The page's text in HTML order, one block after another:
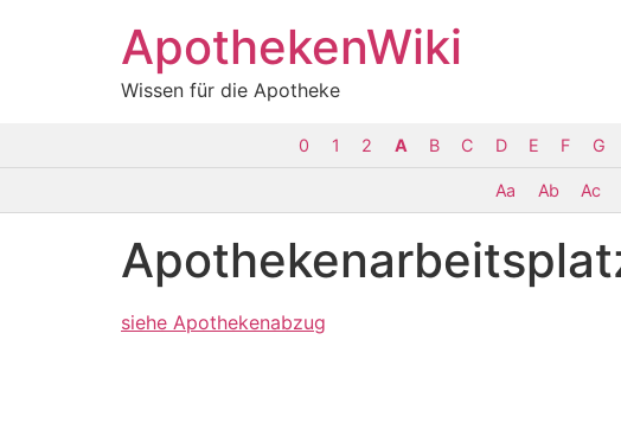
ApothekenWiki
Wissen für die Apotheke
0 1 2 A B C D E F G
Aa Ab Ac
siehe Apothekenabzug